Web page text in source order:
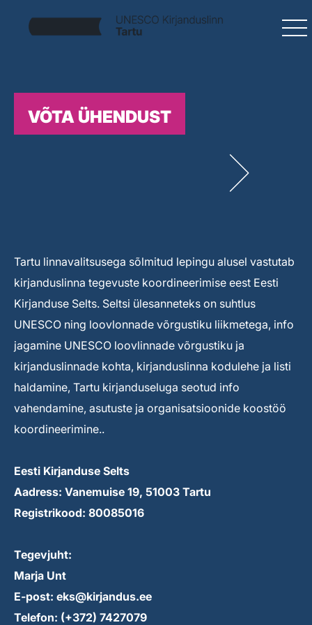
VÕTA ÜHENDUST
Tartu linnavalitsusega sõlmitud lepingu alusel vastutab
kirjanduslinna tegevuste koordineerimise eest Eesti
Kirjanduse Selts. Seltsi ülesanneteks on suhtlus
UNESCO ning loovlonnade võrgustiku liikmetega, info
jagamine UNESCO loovlinnade võrgustiku ja
kirjanduslinnade kohta, kirjanduslinna kodulehe ja listi
haldamine, Tartu kirjanduseluga seotud info
vahendamine, asutuste ja organisatsioonide koostöö
koordineerimine..
Eesti Kirjanduse Selts
Aadress: Vanemuise 19, 51003 Tartu
Registrikood: 80085016
Tegevjuht:
Marja Unt
E-post: eks@kirjandus.ee
Telefon: (+372) 7427079